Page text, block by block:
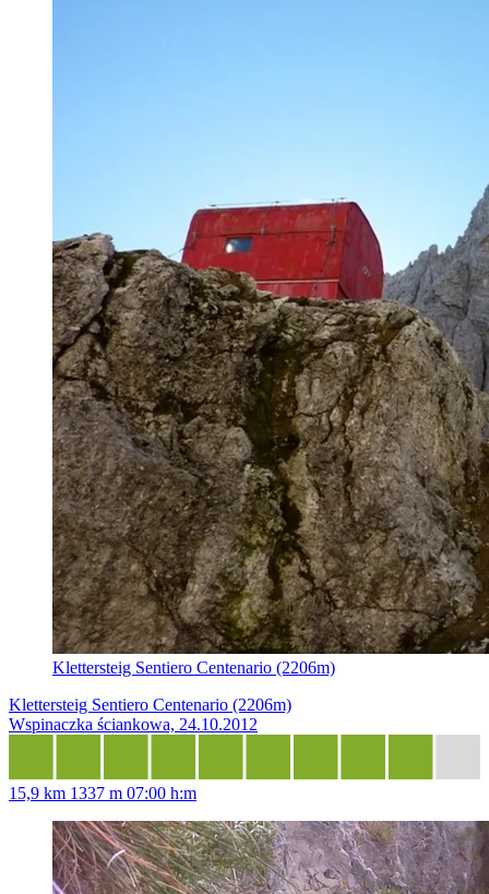
Klettersteig Sentiero Centenario (2206m)
Klettersteig Sentiero Centenario (2206m)
Wspinaczka ściankowa, 24.10.2012
15,9 km 1337 m 07:00 h:m